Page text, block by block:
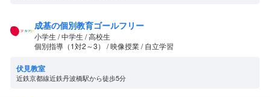
成基の個別教育ゴールフリー
小学生 / 中学生 / 高校生
個別指導（1対2～3） / 映像授業 / 自立学習
伏見教室
近鉄京都線近鉄丹波橋駅から徒歩5分